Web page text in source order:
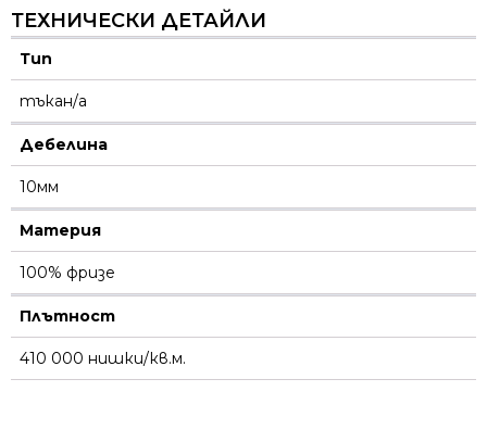
ТЕХНИЧЕСКИ ДЕТАЙЛИ
Тип
тъкан/а
Дебелина
10мм
Материя
100% фризе
Плътност
410 000 нишки/кв.м.